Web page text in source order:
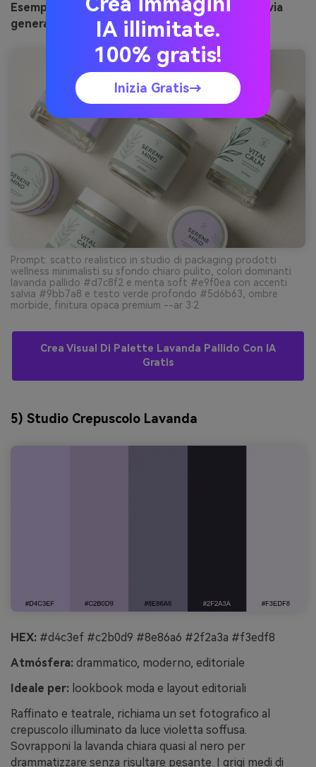
Esempio di immagine di lavanda polverosa e salvia
generata con media.io
Prompt: scatto realistico in studio di packaging prodotti
wellness minimalisti su sfondo chiaro pulito, colori dominanti
lavanda pallido #d7c8f2 e menta soft #e9f0ea con accenti
salvia #9bb7a8 e testo verde profondo #5d6b63, ombre
morbide, finitura opaca premium --ar 3:2
Crea Visual Di Palette Lavanda Pallido Con IA
Gratis
5) Studio Crepuscolo Lavanda
HEX: #d4c3ef #c2b0d9 #8e86a6 #2f2a3a #f3edf8
Atmósfera: drammatico, moderno, editoriale
Ideale per: lookbook moda e layout editoriali
Raffinato e teatrale, richiama un set fotografico al
crepuscolo illuminato da luce violetta soffusa.
Sovrapponi la lavanda chiara quasi al nero per
drammatizzare senza risultare pesante. I grigi medi di
IA illimitate.
100% gratis!
Inizia Gratis→